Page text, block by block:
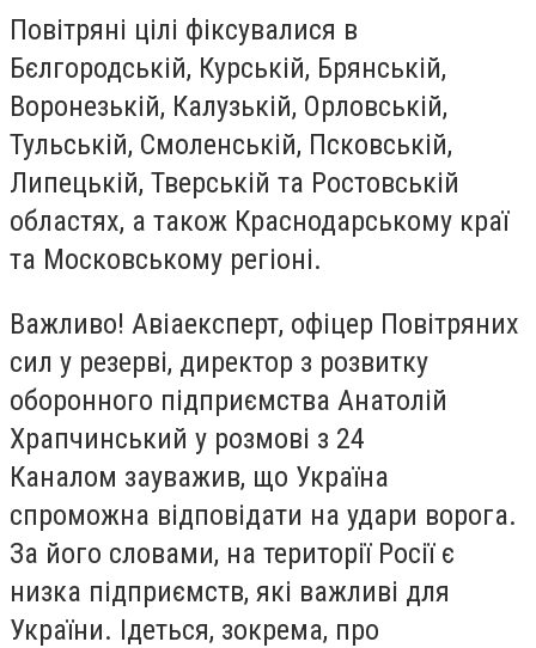
Повітряні цілі фіксувалися в
Бєлгородській, Курській, Брянській,
Воронезькій, Калузькій, Орловській,
Тульській, Смоленській, Псковській,
Липецькій, Тверській та Ростовській
областях, а також Краснодарському краї
та Московському регіоні.
Важливо! Авіаексперт, офіцер Повітряних
сил у резерві, директор з розвитку
оборонного підприємства Анатолій
Храпчинський у розмові з 24
Каналом зауважив, що Україна
спроможна відповідати на удари ворога.
За його словами, на території Росії є
низка підприємств, які важливі для
України. Ідеться, зокрема, про